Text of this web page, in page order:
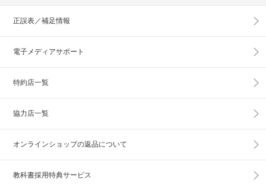
正誤表／補足情報
電子メディアサポート
特約店一覧
協力店一覧
オンラインショップの返品について
教科書採用特典サービス